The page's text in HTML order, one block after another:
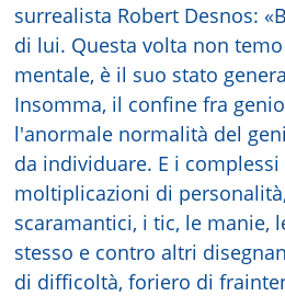
surrealista Robert Desnos:
di lui. Questa volta non
mentale, è il suo stato
Insomma, il confine fra
l'anormale normalità del
da individuare. E i
moltiplicazioni di
scaramantici, i tic, le manie,
stesso e contro altri
di difficoltà, foriero di